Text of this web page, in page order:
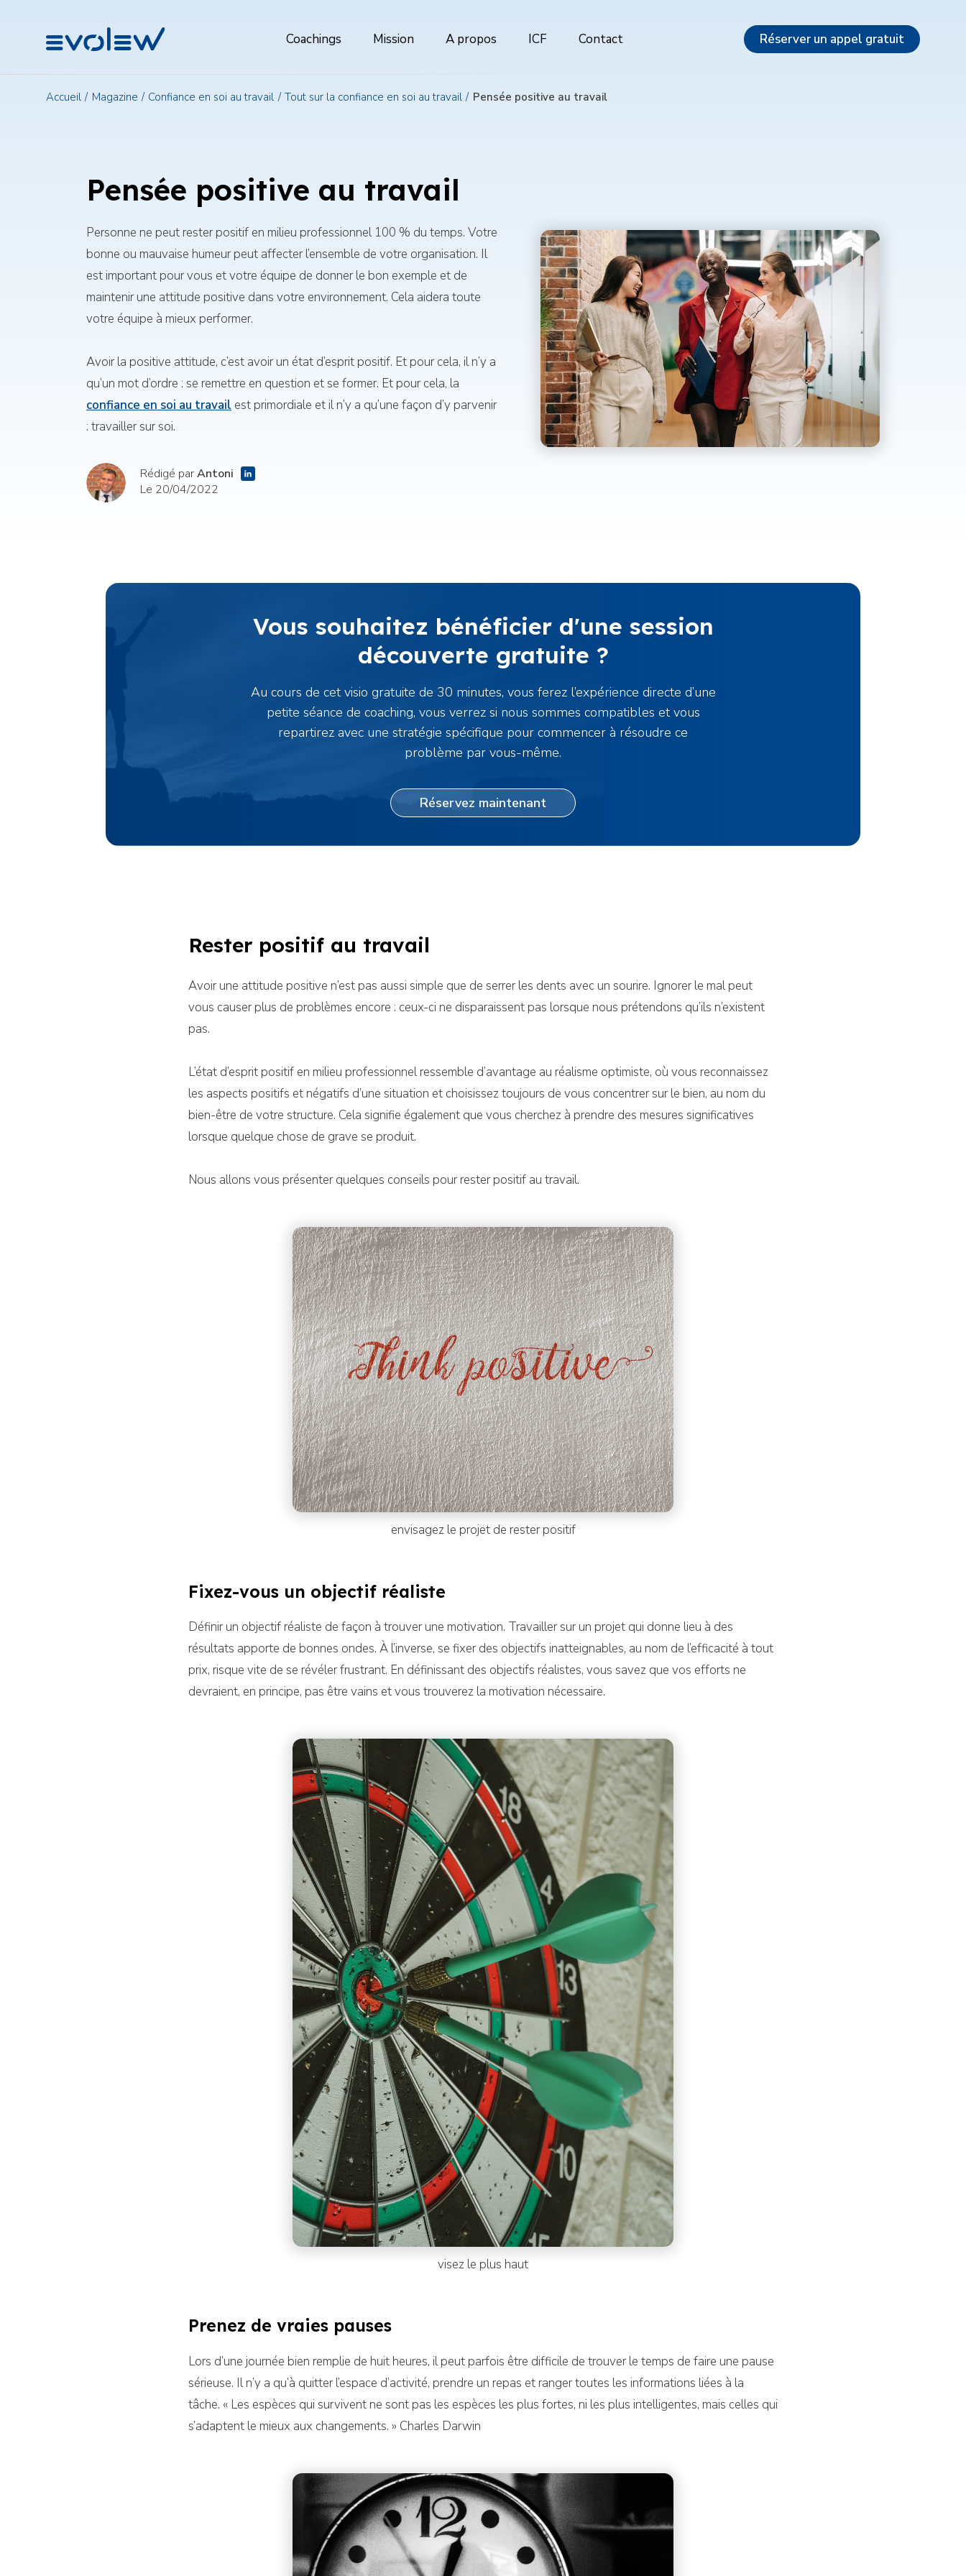
Menu
principal
Coachings Mission A propos ICF Contact Réserver un appel gratuit
Accueil Magazine Confiance en soi au travail Tout sur la confiance en soi au travail Pensée positive au travail
Pensée positive au travail
Personne ne peut rester positif en milieu professionnel 100 % du temps. Votre
bonne ou mauvaise humeur peut affecter l’ensemble de votre organisation. Il
est important pour vous et votre équipe de donner le bon exemple et de
maintenir une attitude positive dans votre environnement. Cela aidera toute
votre équipe à mieux performer.
Avoir la positive attitude, c’est avoir un état d’esprit positif. Et pour cela, il n’y a
qu’un mot d’ordre : se remettre en question et se former. Et pour cela, la
confiance en soi au travail est primordiale et il n’y a qu’une façon d’y parvenir
: travailler sur soi.
Rédigé parAntoni
Le 20/04/2022
Vous souhaitez bénéficier d'une session
découverte gratuite ?
Au cours de cet visio gratuite de 30 minutes, vous ferez l’expérience directe d’une
petite séance de coaching, vous verrez si nous sommes compatibles et vous
repartirez avec une stratégie spécifique pour commencer à résoudre ce
problème par vous-même.
Réservez maintenant
Rester positif au travail
Avoir une attitude positive n’est pas aussi simple que de serrer les dents avec un sourire. Ignorer le mal peut
vous causer plus de problèmes encore : ceux-ci ne disparaissent pas lorsque nous prétendons qu’ils n’existent
pas.
L’état d’esprit positif en milieu professionnel ressemble d’avantage au réalisme optimiste, où vous reconnaissez
les aspects positifs et négatifs d’une situation et choisissez toujours de vous concentrer sur le bien, au nom du
bien-être de votre structure. Cela signifie également que vous cherchez à prendre des mesures significatives
lorsque quelque chose de grave se produit.
Nous allons vous présenter quelques conseils pour rester positif au travail.
envisagez le projet de rester positif
Fixez-vous un objectif réaliste
Définir un objectif réaliste de façon à trouver une motivation. Travailler sur un projet qui donne lieu à des
résultats apporte de bonnes ondes. À l’inverse, se fixer des objectifs inatteignables, au nom de l’efficacité à tout
prix, risque vite de se révéler frustrant. En définissant des objectifs réalistes, vous savez que vos efforts ne
devraient, en principe, pas être vains et vous trouverez la motivation nécessaire.
visez le plus haut
Prenez de vraies pauses
Lors d’une journée bien remplie de huit heures, il peut parfois être difficile de trouver le temps de faire une pause
sérieuse. Il n’y a qu’à quitter l’espace d’activité, prendre un repas et ranger toutes les informations liées à la
tâche. « Les espèces qui survivent ne sont pas les espèces les plus fortes, ni les plus intelligentes, mais celles qui
s’adaptent le mieux aux changements. » Charles Darwin